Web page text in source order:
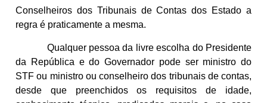
Conselheiros dos Tribunais de Contas dos Estado a
regra é praticamente a mesma.
Qualquer pessoa da livre escolha do Presidente
da República e do Governador pode ser ministro do
STF ou ministro ou conselheiro dos tribunais de contas,
desde que preenchidos os requisitos de idade,